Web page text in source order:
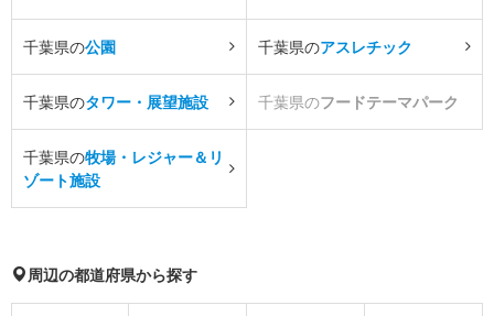
千葉県の公園 千葉県のアスレチック
千葉県のタワー・展望施設 千葉県のフードテーマパーク
千葉県の牧場・レジャー＆リ
ゾート施設
周辺の都道府県から探す